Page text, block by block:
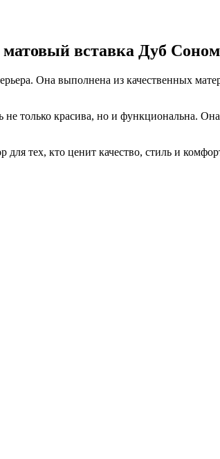
вставка Дуб
Она выполнена из качественных
только красива, но и функциональна.
тех, кто ценит качество, стиль и